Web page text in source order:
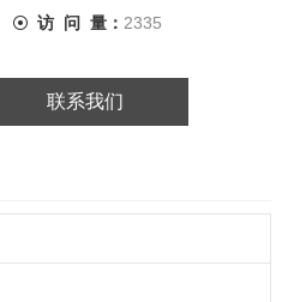
访 问 量： 2335
联系我们